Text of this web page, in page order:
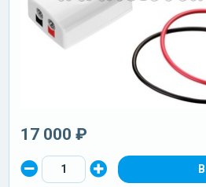
17 000 ₽